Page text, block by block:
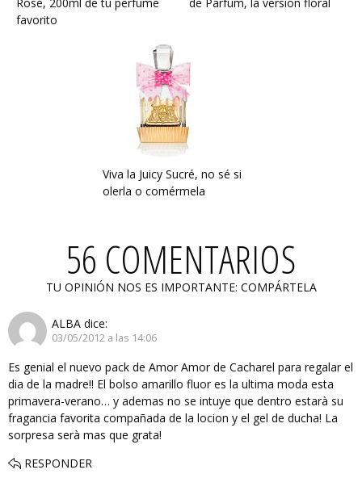
favorito
Viva la Juicy Sucré, no sé si
olerla o comérmela
56 COMENTARIOS
TU OPINIÓN NOS ES IMPORTANTE: COMPÁRTELA
ALBA dice:
03/05/2012 a las 14:06
Es genial el nuevo pack de Amor Amor de Cacharel para regalar el
dia de la madre!! El bolso amarillo fluor es la ultima moda esta
primavera-verano… y ademas no se intuye que dentro estarà su
fragancia favorita compañada de la locion y el gel de ducha! La
sorpresa serà mas que grata!
RESPONDER